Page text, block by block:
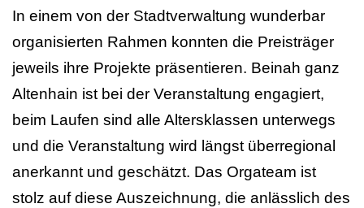
In einem von der Stadtverwaltung wunderbar
organisierten Rahmen konnten die Preisträger
jeweils ihre Projekte präsentieren. Beinah ganz
Altenhain ist bei der Veranstaltung engagiert,
beim Laufen sind alle Altersklassen unterwegs
und die Veranstaltung wird längst überregional
anerkannt und geschätzt. Das Orgateam ist
stolz auf diese Auszeichnung, die anlässlich des